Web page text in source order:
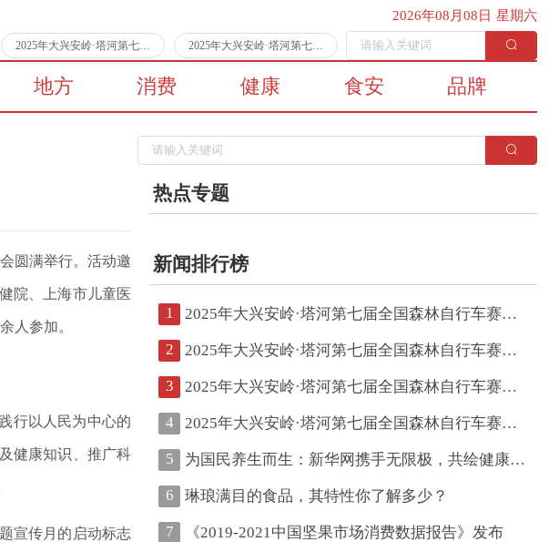
2026年08月08日 星期六
2025年大兴安岭·塔河第七届全国森林自行车赛第二日比赛顺利完赛2025年大兴安岭·塔河第七届全国森林自行车赛将于7月11日拉开战幕
地方 消费 健康 食安 品牌
圆满举行。活动邀
院、上海市儿童医
人参加。
行以人民为中心的
健康知识、推广科
宣传月的启动标志
热点专题
新闻排行榜
1 2025年大兴安岭·塔河第七届全国森林自行车赛第二日比赛顺利完赛
2 2025年大兴安岭·塔河第七届全国森林自行车赛将于7月11日拉开战幕
3 2025年大兴安岭·塔河第七届全国森林自行车赛鸣枪开赛
4 2025年大兴安岭·塔河第七届全国森林自行车赛圆满收官
5 为国民养生而生：新华网携手无限极，共绘健康中国新图景
6 琳琅满目的食品，其特性你了解多少？
7 《2019-2021中国坚果市场消费数据报告》发布